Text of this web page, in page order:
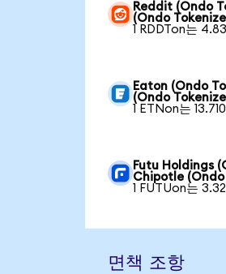
Reddit (Ondo
(Ondo
1 RDDTon는
Eaton (Ondo
(Ondo
1 ETNon는
Futu Holdings
Chipotle
1 FUTUon는
면책 조항